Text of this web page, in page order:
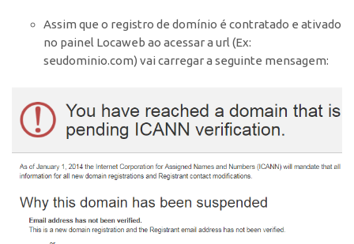
Assim que o registro de domínio é contratado e ativado
no painel Locaweb ao acessar a url (Ex:
seudominio.com) vai carregar a seguinte mensagem: